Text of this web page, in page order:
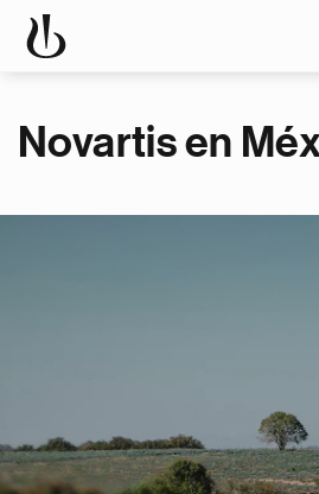
Novartis en